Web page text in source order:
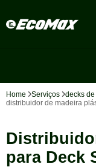
Home Serviços decks
distribuidor de madeira
para Deck